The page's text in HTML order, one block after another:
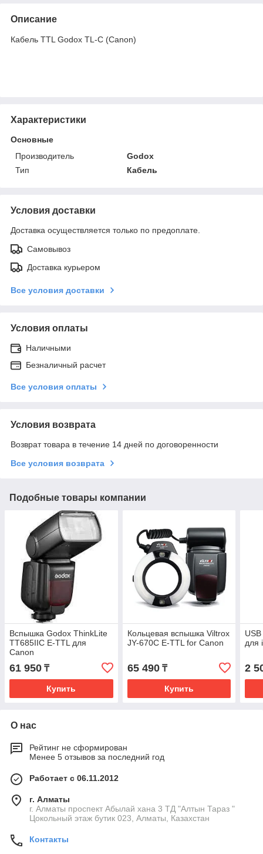
Описание
Кабель TTL Godox TL-C (Canon)
Характеристики
Основные
Производитель
Godox
Тип
Кабель
Условия доставки
Доставка осуществляется только по предоплате.
Самовывоз
Доставка курьером
Все условия доставки
Условия оплаты
Наличными
Безналичный расчет
Все условия оплаты
Условия возврата
Возврат товара в течение 14 дней по договоренности
Все условия возврата
Подобные товары компании
Вспышка Godox ThinkLite
TT685IIC E-TTL для
Canon
61 950 ₸
Купить
Кольцевая вспышка Viltrox
JY-670C E-TTL for Canon
65 490₸
Купить
для
2
О нас
Рейтинг не сформирован
Менее 5 отзывов за последний год
Работает с 06.11.2012
г. Алматы
г. Алматы проспект Абылай хана 3 ТД "Алтын Тараз "
Цокольный этаж бутик 023, Алматы, Казахстан
Контакты